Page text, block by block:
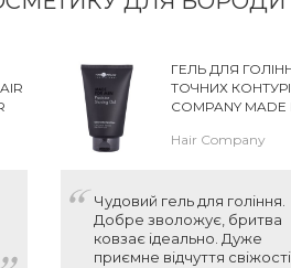
ГЕЛЬ ДЛЯ
ТОЧНИХ
COMPANY MADE
SHAVING GEL
Hair Company
Чудовий гель для гоління.
Добре зволожує, бритва
ковзає ідеально. Дуже
приємне відчуття свіжості